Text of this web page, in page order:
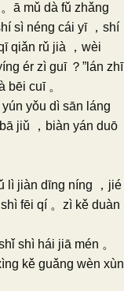
ā mǔ dà fǔ zhǎng
sì néng cái yī ，shí
qiǎn rǔ jià ，wèi
ér zì guī ？”lán zhī
bēi cuī 。
yǒu dì sān láng
jiǔ ，biàn yán duō
lì jiàn dīng níng ，jié
fēi qí 。zì kě duàn
shì hái jiā mén 。
kě guǎng wèn xùn